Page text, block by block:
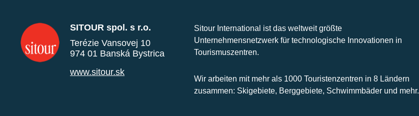
SITOUR spol. s r.o.
Terézie Vansovej 10
974 01 Banská Bystrica
www.sitour.sk
Sitour International ist das weltweit größte
Unternehmensnetzwerk für technologische Innovationen in
Tourismuszentren.
Wir arbeiten mit mehr als 1000 Touristenzentren in 8 Ländern
zusammen: Skigebiete, Berggebiete, Schwimmbäder und mehr.